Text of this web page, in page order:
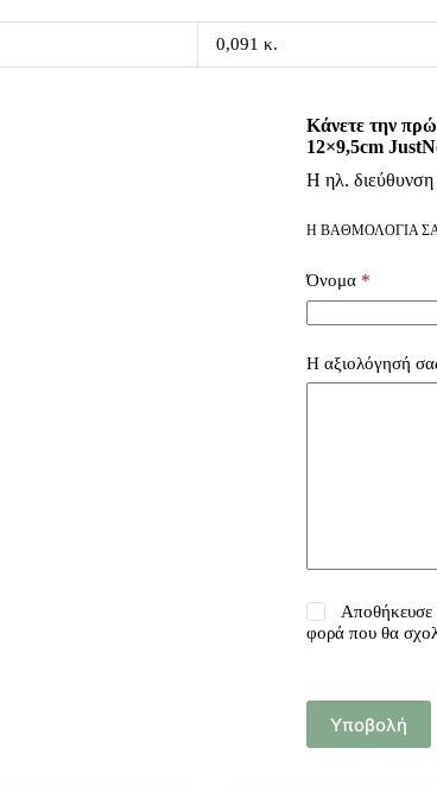
0,091 κ.
Κάνετε την
12×9,5cm
Η ηλ. διεύθυνση
Η ΒΑΘΜΟΛΟΓΊΑ
Όνομα*
Η αξιολόγησή
Αποθήκευσε
φορά που θα
Υποβολή